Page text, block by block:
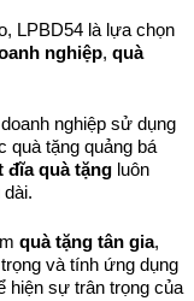
LPBD54 là lựa chọn
nghiệp, quà
nghiệp sử dụng
quà tặng quảng bá
đĩa quà tặng luôn
quà tặng tân gia
và tính ứng dụng
hiện sự trân trọng của